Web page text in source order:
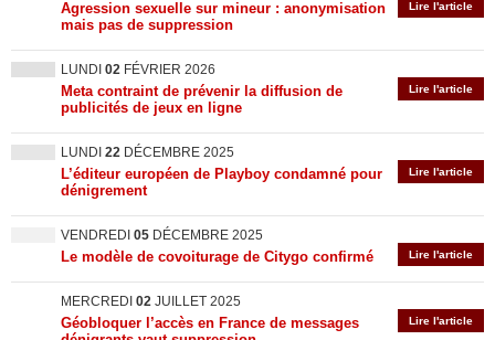
Lire l'article
Agression sexuelle sur mineur : anonymisation
mais pas de suppression
LUNDI 02 FÉVRIER 2026
Lire l'article
Meta contraint de prévenir la diffusion de
publicités de jeux en ligne
LUNDI 22 DÉCEMBRE 2025
Lire l'article
L’éditeur européen de Playboy condamné pour
dénigrement
VENDREDI 05 DÉCEMBRE 2025
Lire l'article
Le modèle de covoiturage de Citygo confirmé
MERCREDI 02 JUILLET 2025
Lire l'article
Géobloquer l’accès en France de messages